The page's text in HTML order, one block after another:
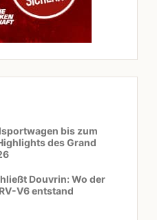
bis zum
des Grand
Douvrin: Wo der
V6 entstand